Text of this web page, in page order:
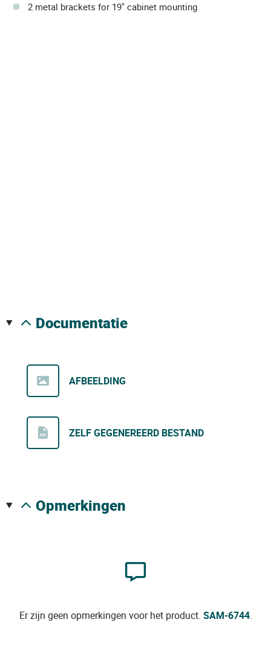
2 metal brackets for 19" cabinet mounting
documentatie
AFBEELDING
ZELF GEGENEREERD BESTAND
opmerkingen
Er zijn geen opmerkingen voor het product. SAM-6744.